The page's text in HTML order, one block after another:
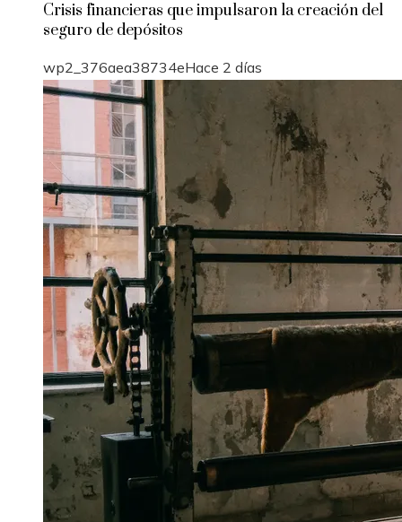
Crisis financieras que impulsaron la creación del
seguro de depósitos
wp2_376aea38734eHace 2 días